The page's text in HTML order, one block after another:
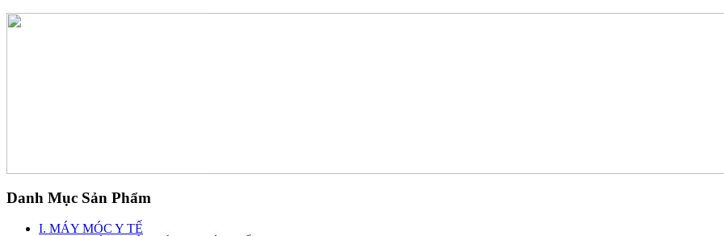
Danh Mục Sản Phẩm
I. MÁY MÓC Y TẾ